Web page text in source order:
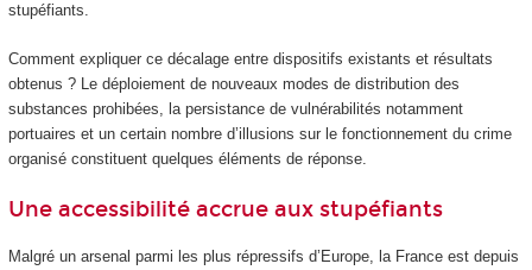
stupéfiants.
Comment expliquer ce décalage entre dispositifs existants et résultats
obtenus ? Le déploiement de nouveaux modes de distribution des
substances prohibées, la persistance de vulnérabilités notamment
portuaires et un certain nombre d’illusions sur le fonctionnement du crime
organisé constituent quelques éléments de réponse.
Une accessibilité accrue aux stupéfiants
Malgré un arsenal parmi les plus répressifs d’Europe, la France est depuis